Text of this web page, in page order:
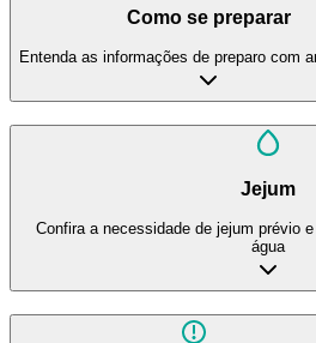
Como se preparar
Entenda as informações de preparo com
Jejum
Confira a necessidade de jejum prévio
água